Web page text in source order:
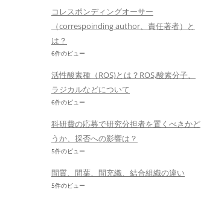
コレスポンディングオーサー
（correspoinding author、責任著者）と
は？
6件のビュー
活性酸素種（ROS)とは？ROS,酸素分子、
ラジカルなどについて
6件のビュー
科研費の応募で研究分担者を置くべきかど
うか、採否への影響は？
5件のビュー
間質、間葉、間充織、結合組織の違い
5件のビュー